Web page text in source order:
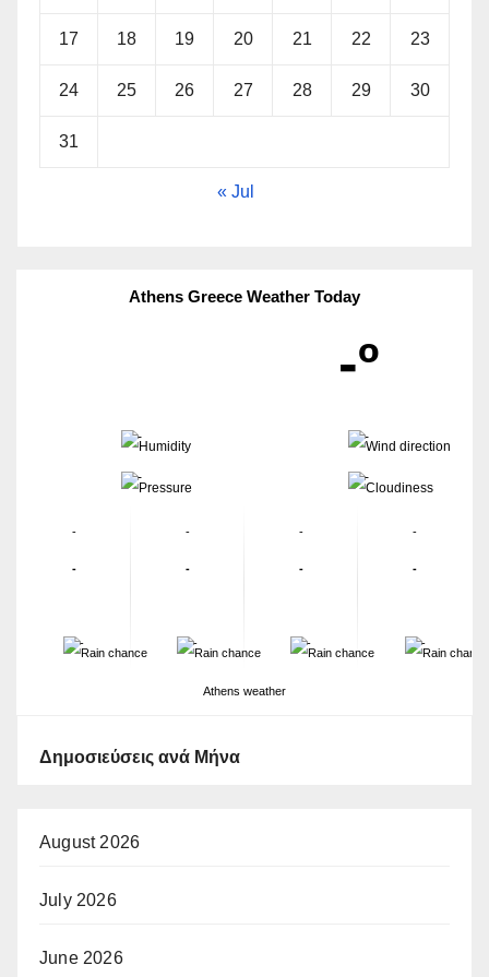
17 18 19 20 21 22 23
24 25 26 27 28 29 30
31
« Jul
Athens Greece Weather Today
-º
- -
- -
-
-
-
-
-
-
-
-
-
-
-
-
Athens weather
Δημοσιεύσεις ανά Μήνα
August 2026
July 2026
June 2026